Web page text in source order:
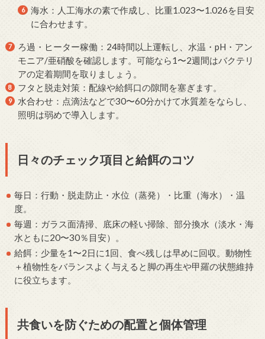
海水：人工海水の素で作成し、比重1.023〜1.026を目安
に合わせます。
ろ過・ヒーター稼働：24時間以上運転し、水温・pH・アン
モニア/亜硝酸を確認します。可能なら1〜2週間はバクテリ
アの定着期間を取りましょう。
フタと脱走対策：配線や給餌口の隙間を塞ぎます。
水合わせ：点滴法などで30〜60分かけて水質差をならし、
照明は弱めで導入します。
日々のチェック項目と給餌のコツ
毎日：行動・脱走防止・水位（蒸発）・比重（海水）・温
度。
毎週：ガラス面清掃、底床の軽い掃除、部分換水（淡水・海
水ともに20〜30％目安）。
給餌：少量を1〜2日に1回、食べ残しは早めに回収。動物性
＋植物性をバランスよく与えると脚の再生や甲羅の状態維持
に役立ちます。
共食いを防ぐための配置と個体管理